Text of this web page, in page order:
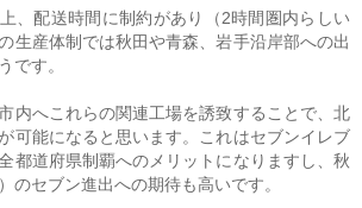
、配送時間に制約があり（2時間圏内らしい
生産体制では秋田や青森、岩手沿岸部への出
です。
内へこれらの関連工場を誘致することで、北
可能になると思います。これはセブンイレブ
都道府県制覇へのメリットになりますし、秋
のセブン進出への期待も高いです。